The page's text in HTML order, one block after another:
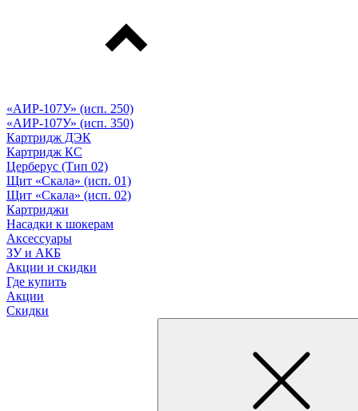
«АИР-107У» (исп. 250)
«АИР-107У» (исп. 350)
Картридж ДЭК
Картридж КС
Церберус (Тип 02)
Щит «Скала» (исп. 01)
Щит «Скала» (исп. 02)
Картриджи
Насадки к шокерам
Аксессуары
ЗУ и АКБ
Акции и скидки
Где купить
Акции
Скидки